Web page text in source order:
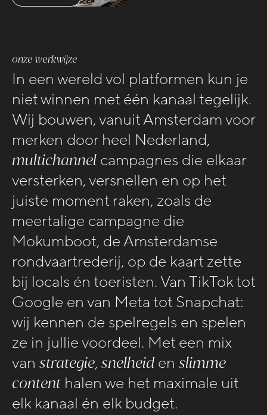
who we are
about
industries
projects
vacatures
start the conversation
contact
instagram
linkedin
stay inspired
blog
vimeo
pinterest
legal stuff
privacyverklaring
onze werkwijze
In een wereld vol platformen kun je
niet winnen met één kanaal tegelijk.
Wij bouwen, vanuit Amsterdam voor
merken door heel Nederland,
multichannel campagnes die elkaar
versterken, versnellen en op het
juiste moment raken, zoals de
meertalige campagne die
Mokumboot, de Amsterdamse
rondvaartrederij, op de kaart zette
bij locals én toeristen. Van TikTok tot
Google en van Meta tot Snapchat:
wij kennen de spelregels en spelen
ze in jullie voordeel. Met een mix
van strategie, snelheiden slimme
content halen we het maximale uit
elk kanaal én elk budget.